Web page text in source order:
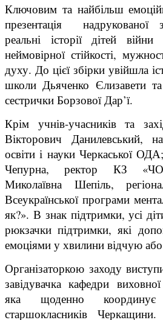
Ключовим та найбільш
презентація надрукованої
реальні історії дітей
неймовірної стійкості,
духу. До цієї збірки увійшла
школи Дьяченко Єлизавети
сестрички Борзової Дар’ї.
Крім учнів-учасників та
Вікторович Данилевський,
освіти і науки Черкаської
Чепурна, ректор КЗ
Миколаївна Шепіль,
Всеукраїнської програми
як?». В знак підтримки, усі
рюкзачки підтримки, які
емоціями у хвилини відчую
Організаторкою заходу
завідувачка кафедри
яка щоденно координує
старшокласників